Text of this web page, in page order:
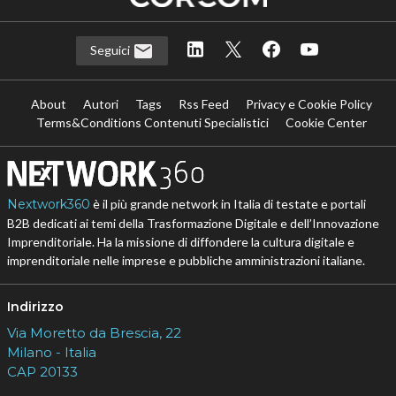
Seguici
About Autori Tags Rss Feed
Privacy e Cookie Policy
Terms&Conditions Contenuti Specialistici
Cookie Center
Nextwork360 è il più grande network in Italia di testate e portali
B2B dedicati ai temi della Trasformazione Digitale e dell’Innovazione
Imprenditoriale. Ha la missione di diffondere la cultura digitale e
imprenditoriale nelle imprese e pubbliche amministrazioni italiane.
Indirizzo
Via Moretto da Brescia, 22
Milano - Italia
CAP 20133